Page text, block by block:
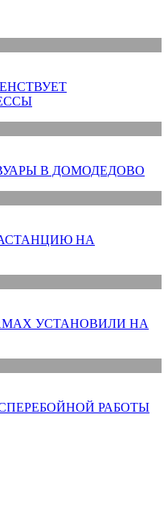
В ДОМОДЕДОВО
НА
УСТАНОВИЛИ НА
РАБОТЫ